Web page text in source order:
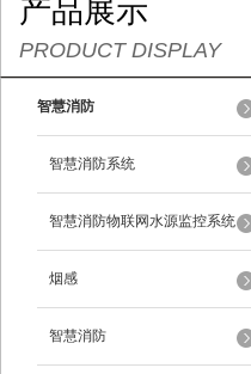
产品展示
PRODUCT DISPLAY
智慧消防
智慧消防系统
智慧消防物联网水源监控系统
烟感
智慧消防